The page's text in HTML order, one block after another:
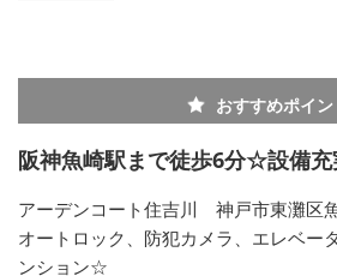
おすすめポイン
阪神魚崎駅まで徒歩6分☆設備
アーデンコート住吉川 神戸市東灘区
オートロック、防犯カメラ、エレベー
ンション☆